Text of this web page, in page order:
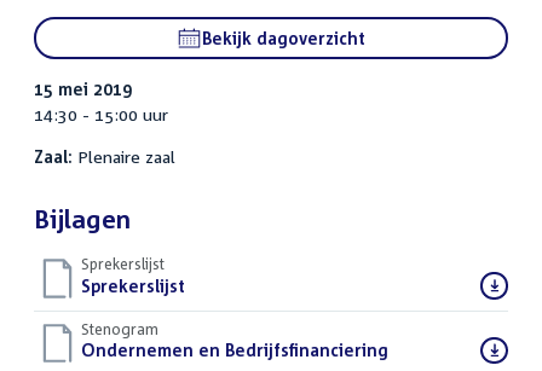
link:
Bekijk dagoverzicht
15 mei 2019
14:30 - 15:00 uur
Zaal: Plenaire zaal
Bijlagen
Sprekerslijst
Download
bestand:
Sprekerslijst
Stenogram
Download
Ondernemen en Bedrijfsfinanciering